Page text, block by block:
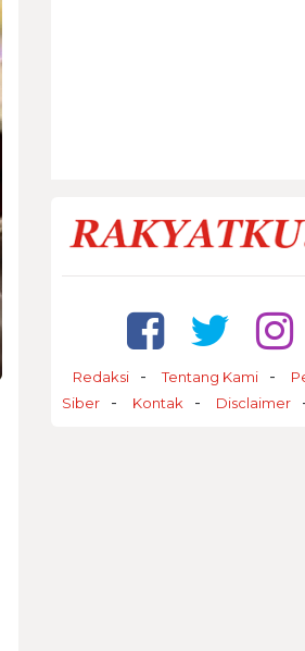
Redaksi Tentang Kami
Siber
Kontak Disclaimer